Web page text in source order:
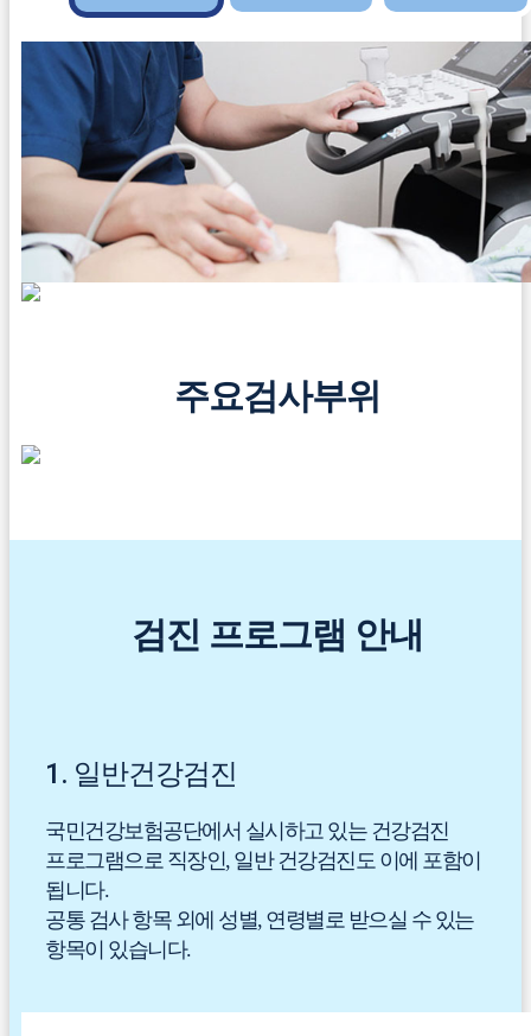
주요검사부위
검진 프로그램 안내
1. 일반건강검진
국민건강보험공단에서 실시하고 있는 건강검진
프로그램으로 직장인, 일반 건강검진도 이에 포함이
됩니다.
공통 검사 항목 외에 성별, 연령별로 받으실 수 있는
항목이 있습니다.